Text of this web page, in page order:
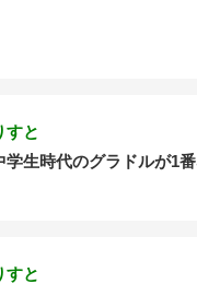
すと
学生時代のグラドルが1
すと